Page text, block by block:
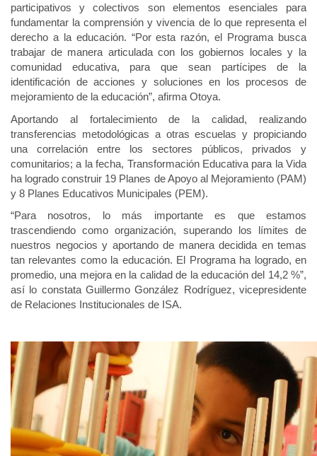
participativos y colectivos son elementos esenciales para
fundamentar la comprensión y vivencia de lo que representa el
derecho a la educación. “Por esta razón, el Programa busca
trabajar de manera articulada con los gobiernos locales y la
comunidad educativa, para que sean partícipes de la
identificación de acciones y soluciones en los procesos de
mejoramiento de la educación”, afirma Otoya.
Aportando al fortalecimiento de la calidad, realizando
transferencias metodológicas a otras escuelas y propiciando
una correlación entre los sectores públicos, privados y
comunitarios; a la fecha, Transformación Educativa para la Vida
ha logrado construir 19 Planes de Apoyo al Mejoramiento (PAM)
y 8 Planes Educativos Municipales (PEM).
“Para nosotros, lo más importante es que estamos
trascendiendo como organización, superando los límites de
nuestros negocios y aportando de manera decidida en temas
tan relevantes como la educación. El Programa ha logrado, en
promedio, una mejora en la calidad de la educación del 14,2 %”,
así lo constata Guillermo González Rodríguez, vicepresidente
de Relaciones Institucionales de ISA.